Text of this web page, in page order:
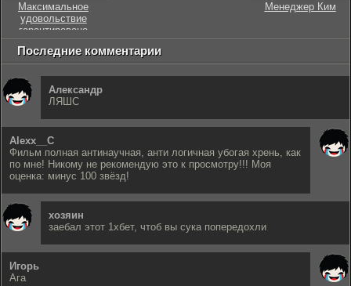
Максимальное
удовольствие
гарантировано
Менеджер Ким
Последние комментарии
Александр
ЛЯШС
Alexx__C
Фильм полная антинаучная, анти логичная убогая хрень, как
по мне! Никому не рекомендую это к просмотру!!! Моя
оценка: минус 100 звёзд!
хозяин
заебал этот 1хбет, чтоб вы сука попередохли
Игорь
Ага